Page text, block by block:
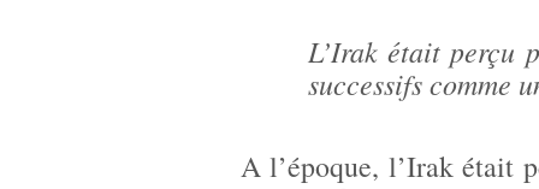
L’Irak était perçu
successifs comme
A l’époque, l’Irak était